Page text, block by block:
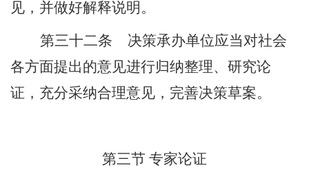
见，并做好解释说明。
第三十二条
决策承办单位应当对社会
各方面提出的意见进行归纳整理、研究论
证，充分采纳合理意见，完善决策草案。
第三节 专家论证